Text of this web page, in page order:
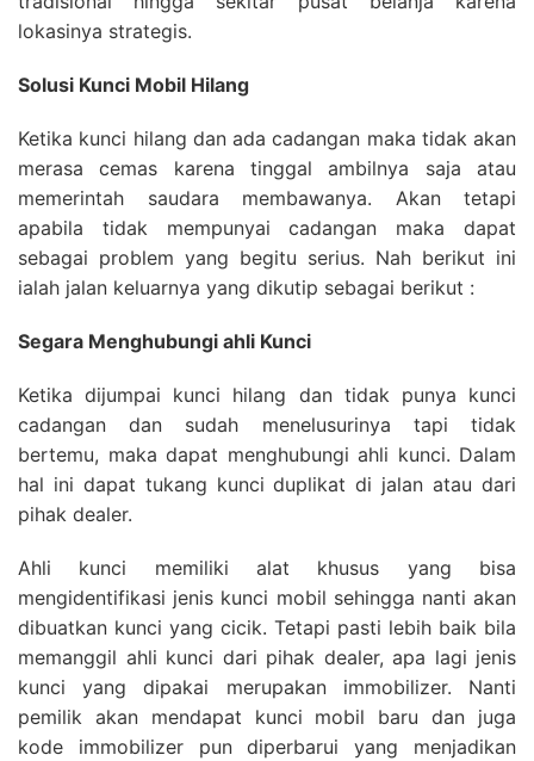
lokasinya strategis.
Solusi Kunci Mobil Hilang
Ketika kunci hilang dan ada cadangan maka tidak akan
merasa cemas karena tinggal ambilnya saja atau
memerintah saudara membawanya. Akan tetapi
apabila tidak mempunyai cadangan maka dapat
sebagai problem yang begitu serius. Nah berikut ini
ialah jalan keluarnya yang dikutip sebagai berikut :
Segara Menghubungi ahli Kunci
Ketika dijumpai kunci hilang dan tidak punya kunci
cadangan dan sudah menelusurinya tapi tidak
bertemu, maka dapat menghubungi ahli kunci. Dalam
hal ini dapat tukang kunci duplikat di jalan atau dari
pihak dealer.
Ahli kunci memiliki alat khusus yang bisa
mengidentifikasi jenis kunci mobil sehingga nanti akan
dibuatkan kunci yang cicik. Tetapi pasti lebih baik bila
memanggil ahli kunci dari pihak dealer, apa lagi jenis
kunci yang dipakai merupakan immobilizer. Nanti
pemilik akan mendapat kunci mobil baru dan juga
kode immobilizer pun diperbarui yang menjadikan